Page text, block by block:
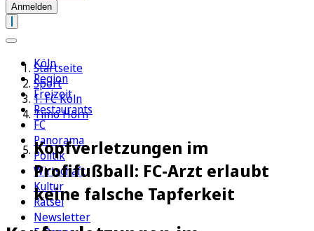
Anmelden
Köln
Region
Freizeit
Restaurants
FC
Panorama
Politik
Wirtschaft
Kultur
Rätsel
Newsletter
Startseite
Sport
1. FC Köln
Timo Horn
Kopfverletzungen im
Profifußball: FC-Arzt erlaubt
keine falsche Tapferkeit